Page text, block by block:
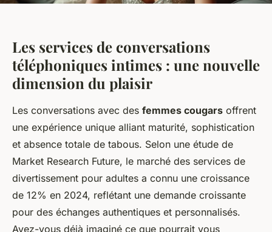
Les services de conversations
téléphoniques intimes : une nouvelle
dimension du plaisir
Les conversations avec des femmes cougars offrent
une expérience unique alliant maturité, sophistication
et absence totale de tabous. Selon une étude de
Market Research Future, le marché des services de
divertissement pour adultes a connu une croissance
de 12% en 2024, reflétant une demande croissante
pour des échanges authentiques et personnalisés.
Avez-vous déjà imaginé ce que pourrait vous